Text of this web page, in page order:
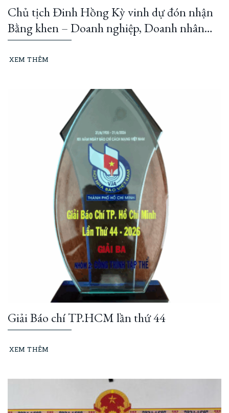
Chủ tịch Đinh Hồng Kỳ vinh dự đón nhận
Bằng khen – Doanh nghiệp, Doanh nhân
đổi mới, sáng tạo cùng Thành phố phát
triển giai đoạn 2023–2025
XEM THÊM
Giải Báo chí TP.HCM lần thứ 44
XEM THÊM